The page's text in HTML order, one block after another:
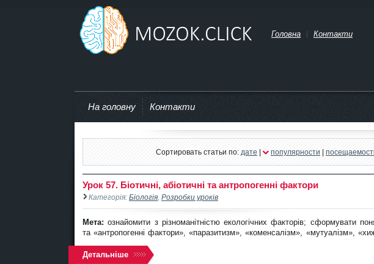
Головна Контакти
На головну Контакти
Сортировать статьи по: дате | популярности |
Урок 57. Біотичні, абіотичні та антропогенні фактори
Категорія: Біологія Розробки уроків
Мета: ознайомити з різноманітністю екологічних факторів; сформувати
та «антропогенні фактори», «паразитизм», «коменсалізм», «мутуалізм»,
Детальніше